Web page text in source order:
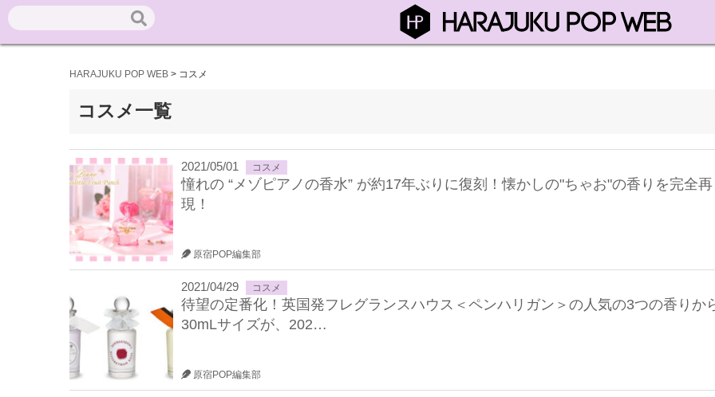
HARAJUKU POP WEB > コスメ
コスメ一覧
2021/05/01 コスメ
憧れの “メゾピアノの香水” が約17年ぶりに復刻！懐かしの"ちゃお"の香りを完全再
現！
原宿POP編集部
2021/04/29 コスメ
待望の定番化！英国発フレグランスハウス＜ペンハリガン＞の人気の3つの香りか
30mLサイズが、202…
原宿POP編集部